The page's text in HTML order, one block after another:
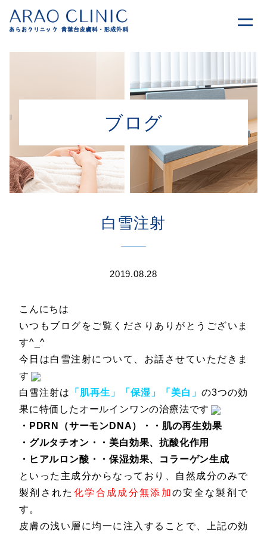
ブログ
白雪注射
2019.08.28
こんにちは
いつもブログをご覧くださりありがとうございま
す^_^
今日は白雪注射について、お話させていただきま
す
白雪注射は
「肌再生」「保湿」「美白」の3つの効
果に特価したオールインワンの治療法です
・PDRN（サーモンDNA）・・肌の再生効果
・グルタチオン・・美白効果、抗酸化作用
・ヒアルロン酸・・保湿効果、コラーゲン生成
といった主成分からなっており、自然成分のみで
製剤された 化学合成成分無添加の安全な製剤で
す。
皮膚の浅い層に均一に注入することで、上記の効